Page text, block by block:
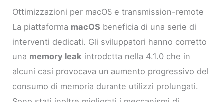
Ottimizzazioni per macOS e transmission-remote
La piattaforma macOS beneficia di una serie di
interventi dedicati. Gli sviluppatori hanno corretto
una memory leak introdotta nella 4.1.0 che in
alcuni casi provocava un aumento progressivo del
consumo di memoria durante utilizzi prolungati.